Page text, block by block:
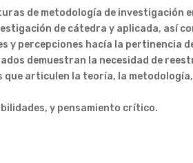
de metodología de
de cátedra y aplicada, así
percepciones hacía la pertinencia
demuestran la necesidad de
articulen la teoría, la
y pensamiento crítico.